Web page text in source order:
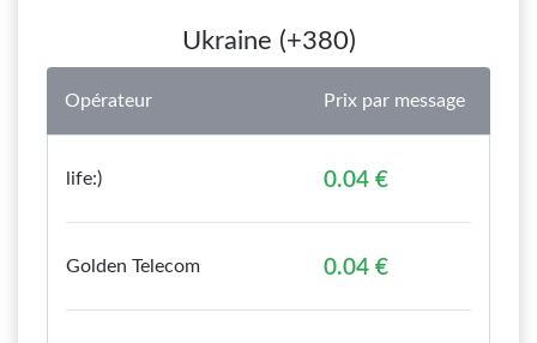
Ukraine (+380)
Opérateur Prix par message
life:) 0.04 €
Golden Telecom 0.04 €